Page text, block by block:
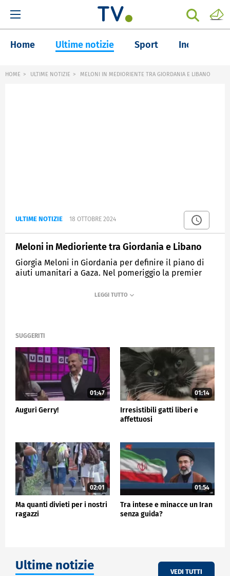
Home Ultime notizie Sport Inchieste
HOME ULTIME NOTIZIE MELONI IN MEDIORIENTE TRA GIORDANIA E LIBANO
ULTIME NOTIZIE 18 OTTOBRE 2024
Meloni in Medioriente tra Giordania e Libano
Giorgia Meloni in Giordania per definire il piano di
aiuti umanitari a Gaza. Nel pomeriggio la premier
SUGGERITI
01:47
Auguri Gerry!
01:14
Irresistibili gatti liberi e
affettuosi
02:01
Ma quanti divieti per i nostri
ragazzi
01:54
Tra intese e minacce un Iran
senza guida?
Ultime notizie VEDI TUTTI